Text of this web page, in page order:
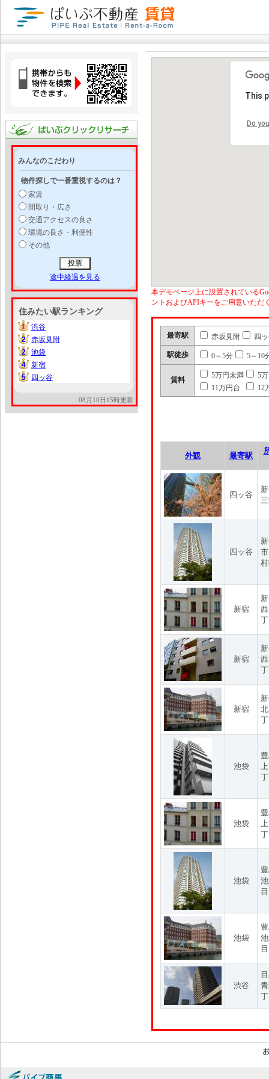
みんなのこだわり
物件探しで一番重視するのは？
家賃
間取り・広さ
交通アクセスの良さ
環境の良さ・利便性
その他
途中経過を見る
住みたい駅ランキング
1
1
渋谷
2
2
赤坂見附
2
2
池袋
4
4
新宿
5
5 四ッ谷
08月10日15時更新
This
Do
本デモページ上に設置されている
ントおよびAPIキーをご用意いただ
最寄駅 赤坂見附 四
駅徒歩 0～5分 5～10
賃料
5万円未満
5
11万円台
12
外観 最寄駅
四ッ谷
四ッ谷
新宿
新宿
新宿
池袋
池袋
池袋
目
池袋
渋谷